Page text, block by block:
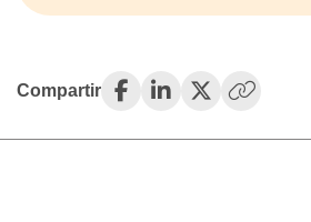
Compartir
(opens in a new tab)